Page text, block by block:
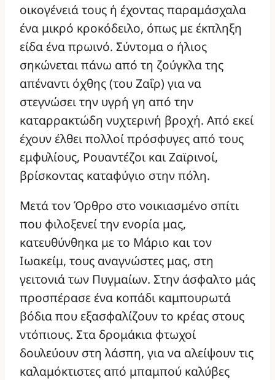
οικογένειά τους ή έχοντας παραμάσχαλα
ένα μικρό κροκόδειλο, όπως με έκπληξη
είδα ένα πρωινό. Σύντομα ο ήλιος
σηκώνεται πάνω από τη ζούγκλα της
απέναντι όχθης (του Ζαΐρ) για να
στεγνώσει την υγρή γη από την
καταρρακτώδη νυχτερινή βροχή. Από εκεί
έχουν έλθει πολλοί πρόσφυγες από τους
εμφυλίους, Ρουαντέζοι και Ζαϊρινοί,
βρίσκοντας καταφύγιο στην πόλη.
Μετά τον Όρθρο στο νοικιασμένο σπίτι
που φιλοξενεί την ενορία μας,
κατευθύνθηκα με το Μάριο και τον
Ιωακείμ, τους αναγνώστες μας, στη
γειτονιά των Πυγμαίων. Στην άσφαλτο μάς
προσπέρασε ένα κοπάδι καμπουρωτά
βόδια που εξασφαλίζουν το κρέας στους
ντόπιους. Στα δρομάκια φτωχοί
δουλεύουν στη λάσπη, για να αλείψουν τις
καλαμόκτιστες από μπαμπού καλύβες